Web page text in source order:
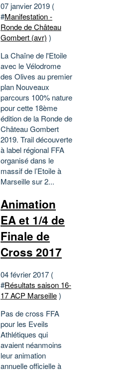
07 janvier 2019 (
#Manifestation -
Ronde de Château
Gombert (avr) )
La Chaîne de l'Etoile
avec le Vélodrome
des Olives au premier
plan Nouveaux
parcours 100% nature
pour cette 18ème
édition de la Ronde de
Château Gombert
2019. Trail découverte
à label régional FFA
organisé dans le
massif de l’Etoile à
Marseille sur 2...
Animation
EA et 1/4 de
Finale de
Cross 2017
04 février 2017 (
#Résultats saison 16-
17 ACP Marseille)
Pas de cross FFA
pour les Eveils
Athlétiques qui
avaient néanmoins
leur animation
annuelle officielle à